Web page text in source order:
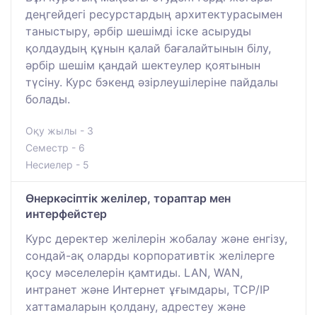
деңгейдегі ресурстардың архитектурасымен
таныстыру, әрбір шешімді іске асыруды
қолдаудың құнын қалай бағалайтынын білу,
әрбір шешім қандай шектеулер қоятынын
түсіну. Курс бэкенд әзірлеушілеріне пайдалы
болады.
Оқу жылы - 3
Семестр - 6
Несиелер - 5
Өнеркәсіптік желілер, тораптар мен
интерфейстер
Курс деректер желілерін жобалау және енгізу,
сондай-ақ оларды корпоративтік желілерге
қосу мәселелерін қамтиды. LAN, WAN,
интранет және Интернет ұғымдары, TCP/IP
хаттамаларын қолдану, адрестеу және